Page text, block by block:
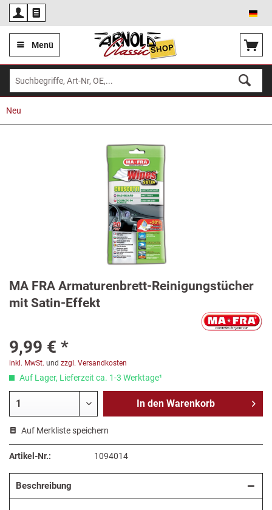
Menü
Neu
MA FRA Armaturenbrett-Reinigungstücher
mit Satin-Effekt
9,99 € *
inkl. MwSt. und zzgl. Versandkosten
Auf Lager, Lieferzeit ca. 1-3 Werktage¹
In den Warenkorb
Auf Merkliste speichern
Artikel-Nr.: 1094014
Beschreibung